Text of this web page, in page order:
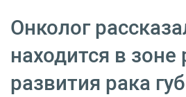
Онколог
находится в зоне
развития рака